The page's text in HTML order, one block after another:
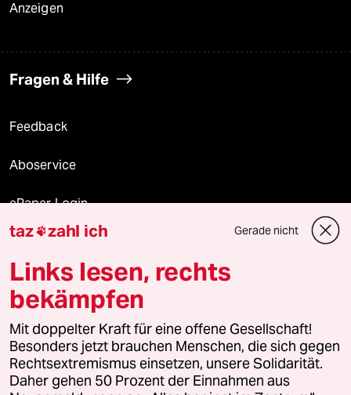
Anzeigen
Fragen & Hilfe
Feedback
Aboservice
ePaper Login
Downloads für Abonnierende
© 2026 taz Verlags und Vertriebs GmbH
Alle Rechte vorbehalten. Bei rechtlichen Fragen oder für Genehmigungen
wenden Sie sich bitte an lizenzen@taz.de
Feedback Redaktionsstatut Kommune-Richtlinien
taz zahl ich Gerade nicht
Links lesen, rechts
bekämpfen
Mit doppelter Kraft für eine offene Gesellschaft!
Besonders jetzt brauchen Menschen, die sich gegen
Rechtsextremismus einsetzen, unsere Solidarität.
Daher gehen 50 Prozent der Einnahmen aus